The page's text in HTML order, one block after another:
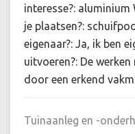
interesse?:
je plaatsen?:
eigenaar?: Ja, ik ben
uitvoeren?: De
door een erkend
Tuinaanleg en -